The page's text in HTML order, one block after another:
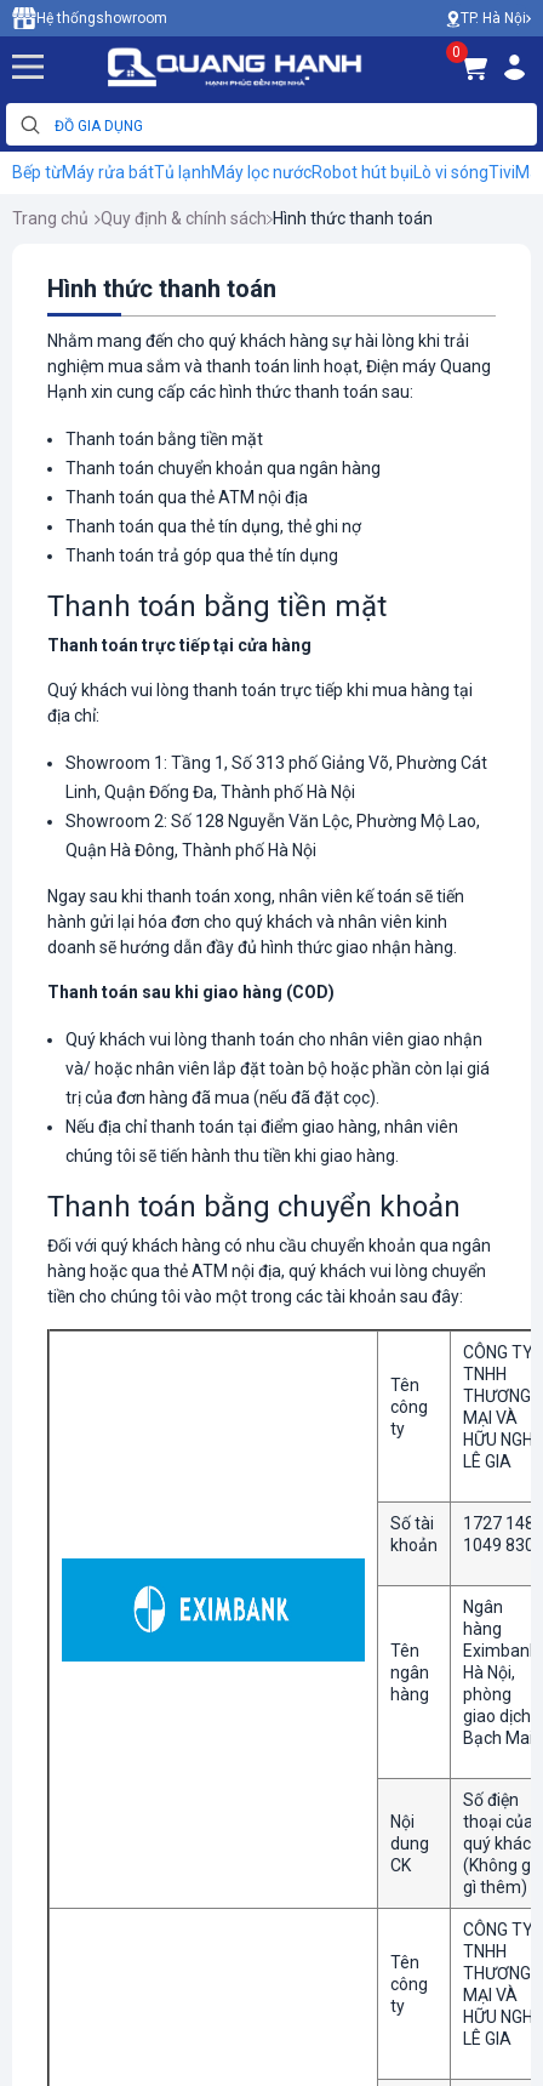
Hệ thốngshowroom TP. Hà Nội
0
Bếp từMáy rửa bátTủ lạnhMáy lọc nướcRobot hút bụiLò vi sóngTivi
Trang chủ Quy định & chính sách Hình thức thanh toán
Hình thức thanh toán
Nhằm mang đến cho quý khách hàng sự hài lòng khi trải
nghiệm mua sắm và thanh toán linh hoạt, Điện máy Quang
Hạnh xin cung cấp các hình thức thanh toán sau:
Thanh toán bằng tiền mặt
Thanh toán chuyển khoản qua ngân hàng
Thanh toán qua thẻ ATM nội địa
Thanh toán qua thẻ tín dụng, thẻ ghi nợ
Thanh toán trả góp qua thẻ tín dụng
Thanh toán bằng tiền mặt
Thanh toán trực tiếp tại cửa hàng
Quý khách vui lòng thanh toán trực tiếp khi mua hàng tại
địa chỉ:
Showroom 1: Tầng 1, Số 313 phố Giảng Võ, Phường Cát
Linh, Quận Đống Đa, Thành phố Hà Nội
Showroom 2: Số 128 Nguyễn Văn Lộc, Phường Mộ Lao,
Quận Hà Đông, Thành phố Hà Nội
Ngay sau khi thanh toán xong, nhân viên kế toán sẽ tiến
hành gửi lại hóa đơn cho quý khách và nhân viên kinh
doanh sẽ hướng dẫn đầy đủ hình thức giao nhận hàng.
Thanh toán sau khi giao hàng (COD)
Quý khách vui lòng thanh toán cho nhân viên giao nhận
và/ hoặc nhân viên lắp đặt toàn bộ hoặc phần còn lại giá
trị của đơn hàng đã mua (nếu đã đặt cọc).
Nếu địa chỉ thanh toán tại điểm giao hàng, nhân viên
chúng tôi sẽ tiến hành thu tiền khi giao hàng.
Thanh toán bằng chuyển khoản
Đối với quý khách hàng có nhu cầu chuyển khoản qua ngân
hàng hoặc qua thẻ ATM nội địa, quý khách vui lòng chuyển
tiền cho chúng tôi vào một trong các tài khoản sau đây:
Tên
công
ty
CÔNG TY
TNHH
THƯƠNG
MẠI VÀ
HỮU NGHỊ
LÊ GIA
Số tài
khoản
1727 1485
1049 830
Tên
ngân
hàng
Ngân
hàng
Eximbank
Hà Nội,
phòng
giao dịch
Bạch Mai
Nội
dung
CK
Số điện
thoại của
quý khách
(Không ghi
gì thêm)
Tên
công
ty
CÔNG TY
TNHH
THƯƠNG
MẠI VÀ
HỮU NGHỊ
LÊ GIA